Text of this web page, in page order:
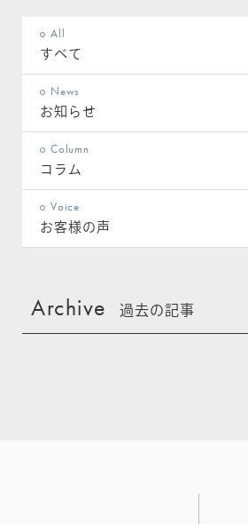
All
すべて
News
お知らせ
Column
コラム
Voice
お客様の声
Archive 過去の記事